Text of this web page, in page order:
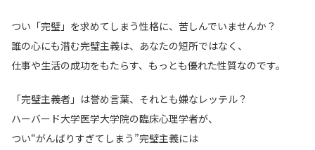
つい「完璧」を求めてしまう性格に、苦しんでいませんか？
誰の心にも潜む完璧主義は、あなたの短所ではなく、
仕事や生活の成功をもたらす、もっとも優れた性質なのです。
「完璧主義者」は誉め言葉、それとも嫌なレッテル？
ハーバード大学医学大学院の臨床心理学者が、
つい“がんばりすぎてしまう”完璧主義には